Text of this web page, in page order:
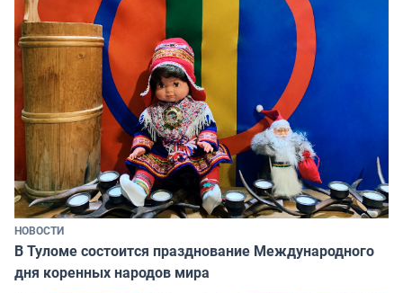
НОВОСТИ
В Туломе состоится празднование Международного
дня коренных народов мира